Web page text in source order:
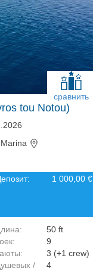
tou Notou)
сравнить
1 000,00 €
50 ft
9
3 (+1 crew)
/
4